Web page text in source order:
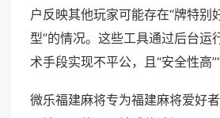
户反映其他玩家可能存在“牌特别
型”的情况。这些工具通过后台运
术手段实现不平公，且“安全性高”“
微乐福建麻将专为福建麻将爱好